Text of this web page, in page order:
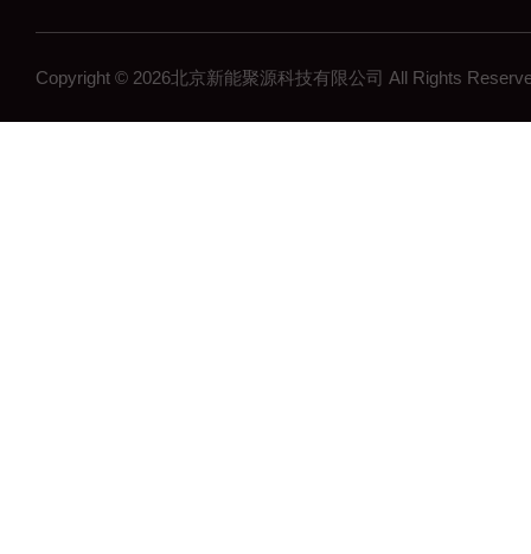
Copyright © 2026北京新能聚源科技有限公司 All Rights